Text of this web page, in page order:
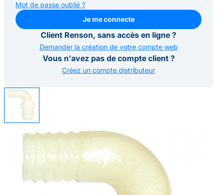
Mot de passe oublié ?
Je me connecte
Je me connecte
Client Renson, sans accès en ligne ?
Demander la création de votre compte web
Vous n'avez pas de compte client ?
Créez un compte distributeur